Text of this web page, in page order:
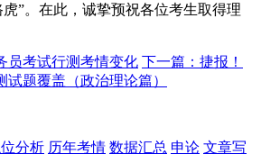
”。在此，诚挚预祝各位考生取得理
员考试行测考情变化 下一篇：捷报！
试题覆盖（政治理论篇）
分析 历年考情 数据汇总 申论 文章写